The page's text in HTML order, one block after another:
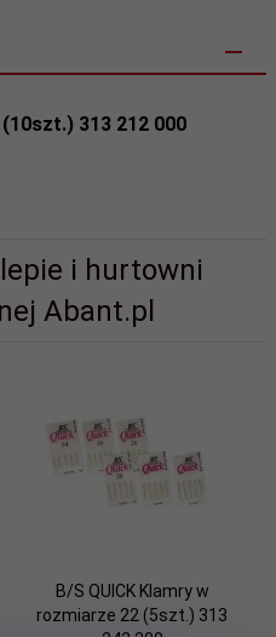
313 212 000
i hurtowni
Abant.pl
B/S QUICK Klamry w
rozmiarze 22 (5szt.) 313